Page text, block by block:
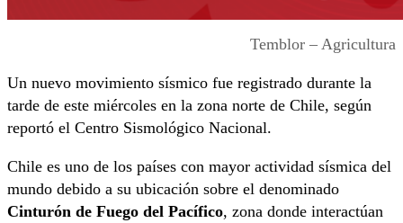
Temblor – Agricultura
Un nuevo movimiento sísmico fue registrado durante la
tarde de este miércoles en la zona norte de Chile, según
reportó el Centro Sismológico Nacional.
Chile es uno de los países con mayor actividad sísmica del
mundo debido a su ubicación sobre el denominado
Cinturón de Fuego del Pacífico, zona donde interactúan